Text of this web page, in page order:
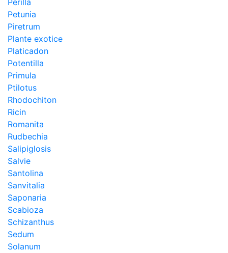
Perilla
Petunia
Piretrum
Plante exotice
Platicadon
Potentilla
Primula
Ptilotus
Rhodochiton
Ricin
Romanita
Rudbechia
Salipiglosis
Salvie
Santolina
Sanvitalia
Saponaria
Scabioza
Schizanthus
Sedum
Solanum